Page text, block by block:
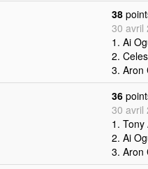
38
30 avril
1. Ai
2.
3. Aron
36
30 avril
1. Tony
2. Ai
3. Aron